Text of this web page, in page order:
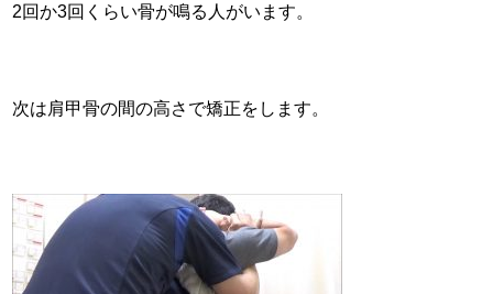
2回か3回くらい骨が鳴る人がいます。
次は肩甲骨の間の高さで矯正をします。